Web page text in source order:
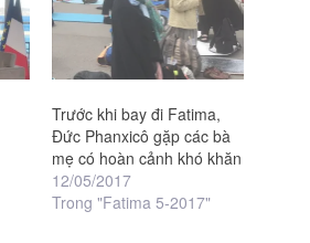
Trước khi bay đi Fatima,
Đức Phanxicô gặp các bà
mẹ có hoàn cảnh khó khăn
12/05/2017
Trong "Fatima 5-2017"